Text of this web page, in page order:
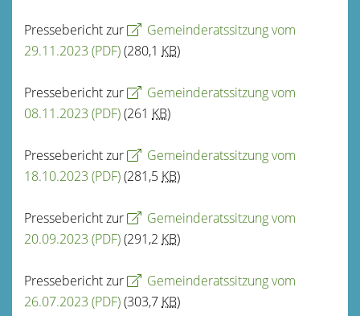
Pressebericht zur
Gemeinderatssitzung vom
29.11.2023 (PDF)(280,1 KB)
Pressebericht zur
Gemeinderatssitzung vom
08.11.2023 (PDF)(261 KB)
Pressebericht zur
Gemeinderatssitzung vom
18.10.2023 (PDF)(281,5 KB)
Pressebericht zur
Gemeinderatssitzung vom
20.09.2023 (PDF)(291,2 KB)
Pressebericht zur
Gemeinderatssitzung vom
26.07.2023 (PDF)(303,7 KB)